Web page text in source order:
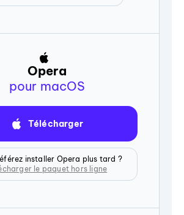
Opera
pour macOS
Télécharger
installer Opera plus tard ?
le paquet hors ligne